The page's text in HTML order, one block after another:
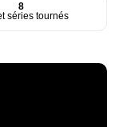
8
séries tournés